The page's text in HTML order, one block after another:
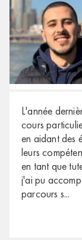
L'année
cours
en aidant des
leurs
en tant que
j'ai pu
parcours s...